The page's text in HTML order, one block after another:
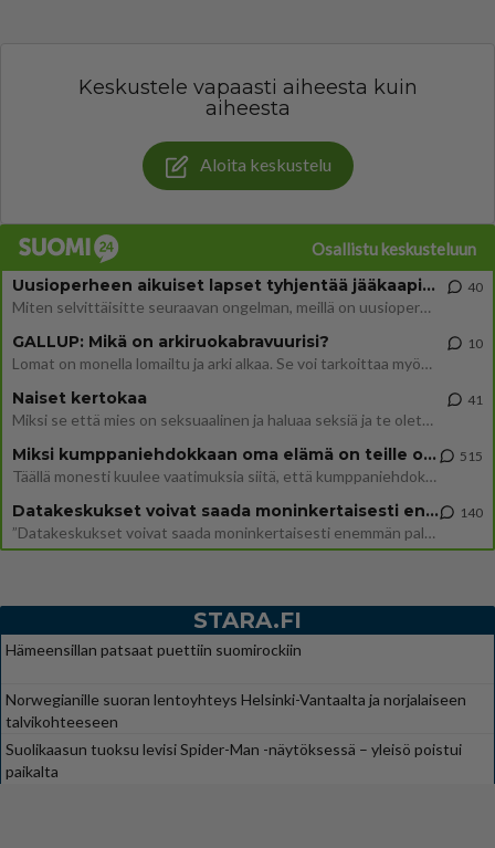
Keskustele vapaasti aiheesta kuin
aiheesta
Aloita keskustelu
Osallistu keskusteluun
Uusioperheen aikuiset lapset tyhjentää jääkaapin käydessään
Miten selvittäisitte seuraavan ongelman, meillä on uusioperhe, minulla teini-ikäiset lapset ja puolisolla aikuiset, jotk
40
GALLUP: Mikä on arkiruokabravuurisi?
Lomat on monella lomailtu ja arki alkaa. Se voi tarkoittaa myös sitä, että grillailut on grillattu ja palataan arjen ruo
10
Naiset kertokaa
Miksi se että mies on seksuaalinen ja haluaa seksiä ja te olette hänen mielestänne haluttava on vastenmielistä? Mikä sii
41
Miksi kumppaniehdokkaan oma elämä on teille ongelma?
Täällä monesti kuulee vaatimuksia siitä, että kumppaniehdokkaalla ei saisi olla lemmikkejä, lapsia, kavereita, eksiä, su
515
Datakeskukset voivat saada moninkertaisesti enemmän palautuksia kuin mitä ne maksavat veroja
”Datakeskukset voivat saada moninkertaisesti enemmän palautuksia kuin mitä ne maksavat veroja”, sanoo professori Jussi K
140
STARA.FI
Hämeensillan patsaat puettiin suomirockiin
Norwegianille suoran lentoyhteys Helsinki-Vantaalta ja norjalaiseen
talvikohteeseen
Suolikaasun tuoksu levisi Spider-Man -näytöksessä – yleisö poistui
paikalta